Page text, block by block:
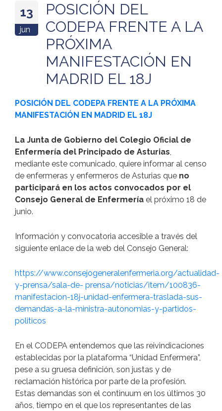
13
jun
POSICIÓN DEL
CODEPA FRENTE A LA
PRÓXIMA
MANIFESTACIÓN EN
MADRID EL 18J
POSICIÓN DEL CODEPA FRENTE A LA PRÓXIMA
MANIFESTACIÓN EN MADRID EL 18J
La Junta de Gobierno del Colegio Oficial de
Enfermería del Principado de Asturias,
mediante este comunicado, quiere informar al censo
de enfermeras y enfermeros de Asturias que no
participará en los actos convocados por el
Consejo General de Enfermería el próximo 18 de
junio.
Información y convocatoria accesible a través del
siguiente enlace de la web del Consejo General:
https://www.consejogeneralenfermeria.org/actualidad-
y-prensa/sala-de- prensa/noticias/item/100836-
manifestacion-18j-unidad-enfermera-traslada-sus-
demandas-a-la-ministra-autonomias-y-partidos-
politicos
En el CODEPA entendemos que las reivindicaciones
establecidas por la plataforma “Unidad Enfermera”,
pese a su gruesa definición, son justas y de
reclamación histórica por parte de la profesión.
Estas demandas son el continuum en los últimos 30
años, tiempo en el que los representantes de las